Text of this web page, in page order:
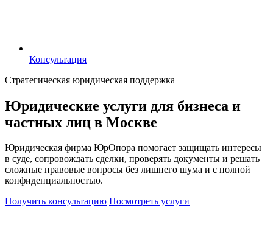
Консультация
Консультация
Стратегическая юридическая поддержка
Юридические услуги для бизнеса и
частных лиц в Москве
Юридическая фирма ЮрОпора помогает защищать интересы
в суде, сопровождать сделки, проверять документы и решать
сложные правовые вопросы без лишнего шума и с полной
конфиденциальностью.
Получить консультацию Посмотреть услуги